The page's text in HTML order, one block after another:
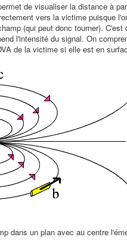
de visualiser la distance à
vers la victime puisque
(qui peut donc tourner). C'est
l'intensité du signal. On
de la victime si elle est en
dans un plan avec au centre